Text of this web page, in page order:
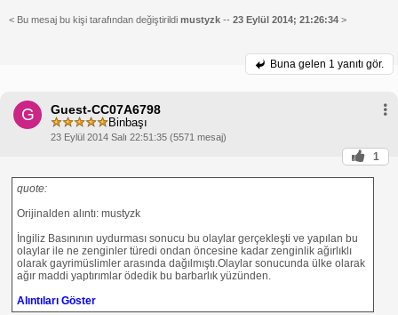
< Bu mesaj bu kişi tarafından değiştirildi mustyzk -- 23 Eylül 2014; 21:26:34 >
Buna gelen 1 yanıtı gör.
G Guest-CC07A6798
Binbaşı
23 Eylül 2014 Salı 22:51:35 (5571 mesaj)
1
quote:
Orijinalden alıntı: mustyzk
İngiliz Basınının uydurması sonucu bu olaylar gerçekleşti ve yapılan bu
olaylar ile ne zenginler türedi ondan öncesine kadar zenginlik ağırlıklı
olarak gayrimüslimler arasında dağılmıştı.Olaylar sonucunda ülke olarak
ağır maddi yaptırımlar ödedik bu barbarlık yüzünden.
Alıntıları Göster